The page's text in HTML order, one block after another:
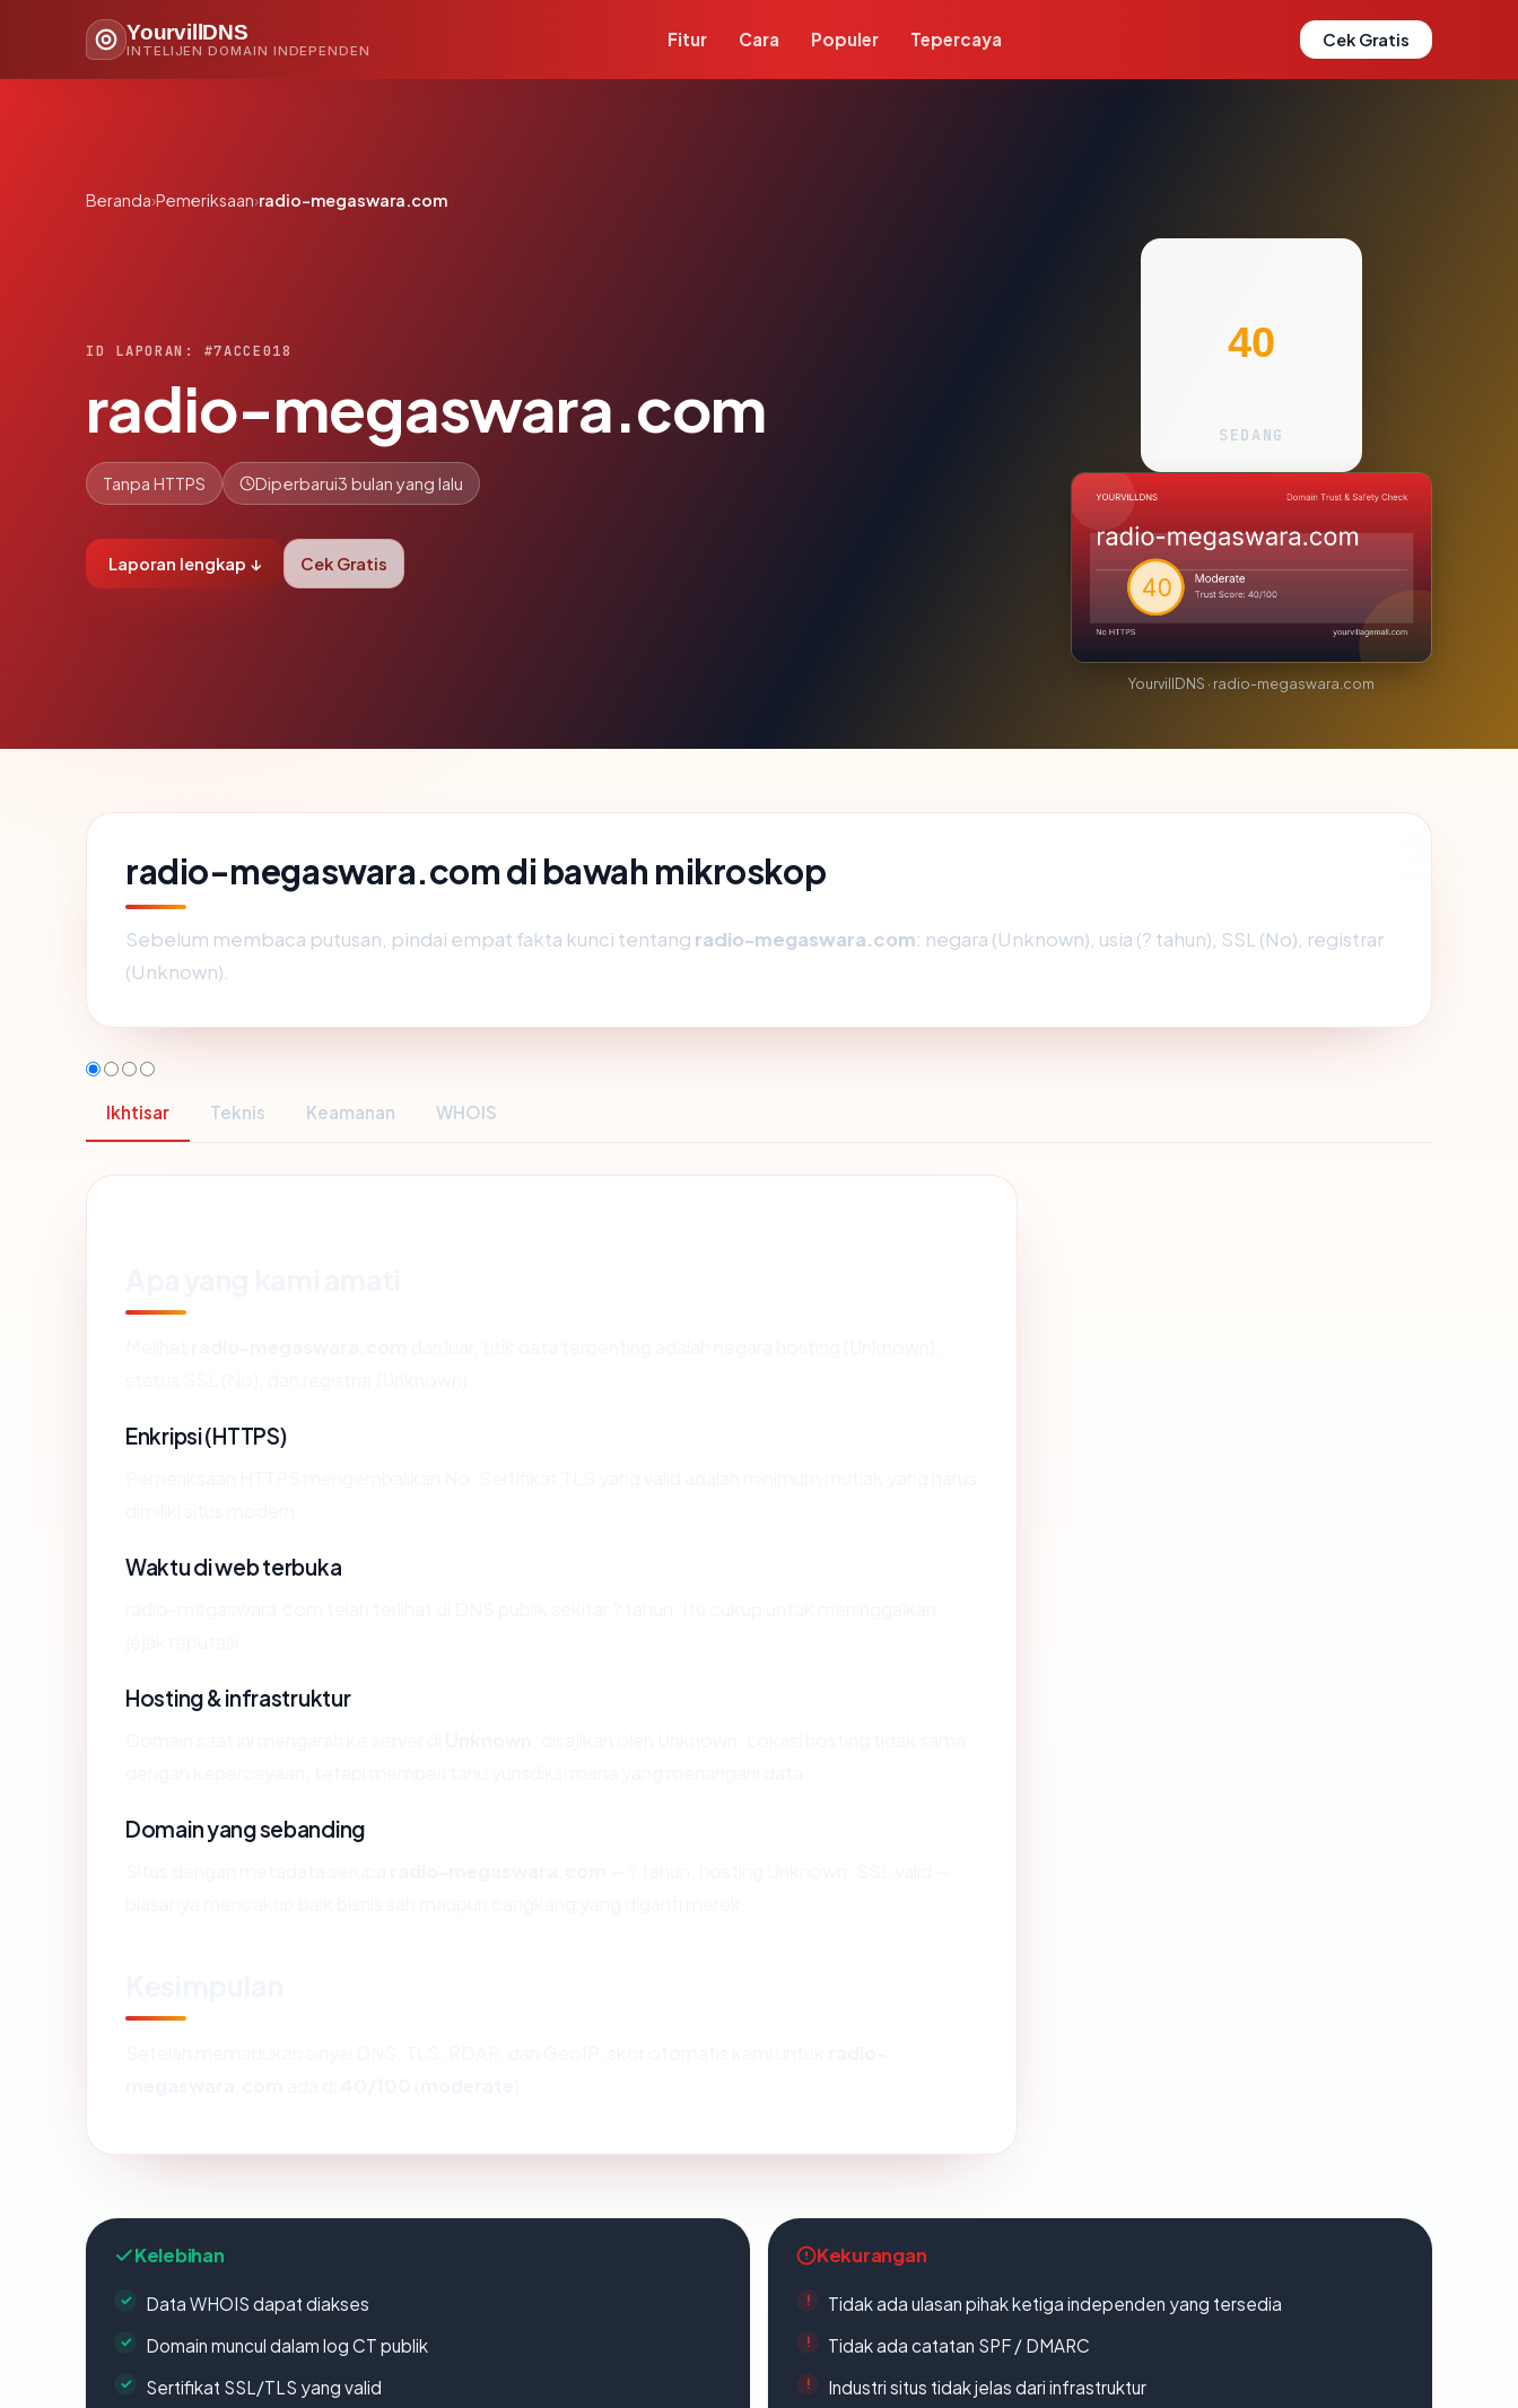
YourvillDNS
INTELIJEN DOMAIN INDEPENDEN
Fitur Cara Populer Tepercaya Cek Gratis
Beranda›Pemeriksaan›radio-megaswara.com
ID LAPORAN: #7ACCE018
radio-megaswara.com
Tanpa HTTPS Diperbarui3 bulan yang lalu
Laporan lengkap ↓ Cek Gratis
40
SEDANG
YourvillDNS · radio-megaswara.com
radio-megaswara.com di bawah mikroskop
Sebelum membaca putusan, pindai empat fakta kunci tentang radio-megaswara.com: negara (Unknown), usia (? tahun), SSL (No), registrar
(Unknown).
Ikhtisar Teknis Keamanan WHOIS
Enkripsi (HTTPS)
Waktu di web terbuka
Hosting & infrastruktur
Domain yang sebanding
Kelebihan
Data WHOIS dapat diakses
Domain muncul dalam log CT publik
Sertifikat SSL/TLS yang valid
Kekurangan
Tidak ada ulasan pihak ketiga independen yang tersedia
Tidak ada catatan SPF / DMARC
Industri situs tidak jelas dari infrastruktur